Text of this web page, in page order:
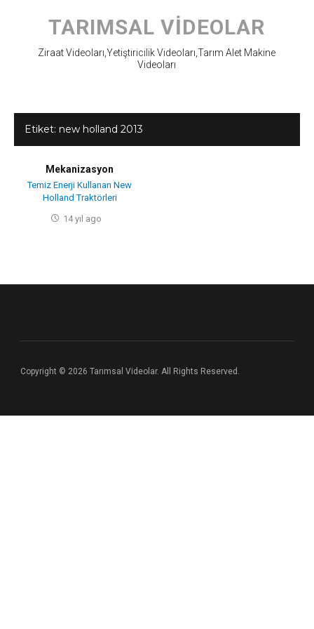
content
TARIMSAL VIDEOLAR
Ziraat Videoları,Yetiştiricilik Videoları,Tarım Alet Makine
Videoları
Etiket: new holland 2013
Mekanizasyon
Temiz Enerji Kullanan New
Holland Traktörleri
14 yıl ago
Copyright © 2026 Tarımsal Videolar. All Rights Reserved.